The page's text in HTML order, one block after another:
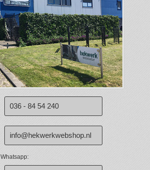
036 - 84 54 240
info@hekwerkwebshop.nl
Whatsapp: